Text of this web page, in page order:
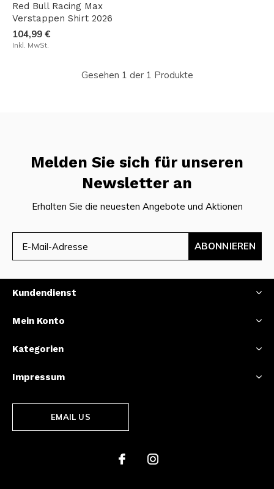
Red Bull Racing Max
Verstappen Shirt 2026
104,99 €
Inkl. MwSt.
Gesehen 1 der 1 Produkte
Melden Sie sich für unseren
Newsletter an
Erhalten Sie die neuesten Angebote und Aktionen
ABONNIEREN
Kundendienst
Mein Konto
Kategorien
Impressum
EMAIL US